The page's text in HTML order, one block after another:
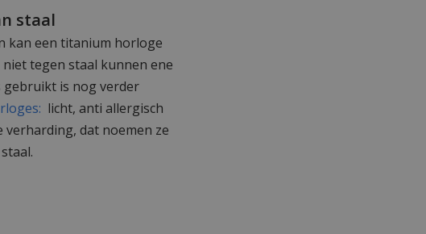
staal
kan een titanium horloge
tegen staal kunnen ene
is nog verder
licht, anti allergisch
dat noemen ze